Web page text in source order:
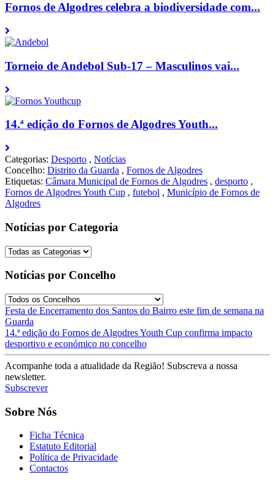
Fornos de Algodres celebra a biodiversidade com...
Torneio de Andebol Sub-17 – Masculinos vai...
14.ª edição do Fornos de Algodres Youth...
Categorias: Desporto , Notícias
Concelho: Distrito da Guarda , Fornos de Algodres
Etiquetas: Câmara Municipal de Fornos de Algodres , desporto ,
Fornos de Algodres Youth Cup , futebol , Município de Fornos de
Algodres
Notícias por Categoria
Notícias por Concelho
Post
navigation
Festa de Encerramento dos Santos do Bairro este fim de semana na
Guarda
14.ª edição do Fornos de Algodres Youth Cup confirma impacto
desportivo e económico no concelho
Acompanhe toda a atualidade da Região! Subscreva a nossa
newsletter.
Subscrever
Sobre Nós
Ficha Técnica
Estatuto Editorial
Política de Privacidade
Contactos